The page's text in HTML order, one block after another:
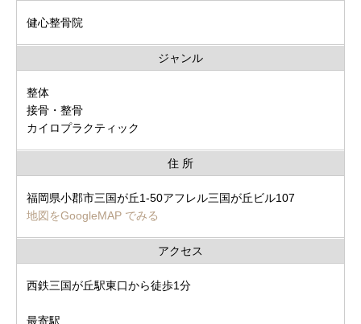
健心整骨院
ジャンル
整体
接骨・整骨
カイロプラクティック
住 所
福岡県小郡市三国が丘1-50アフレル三国が丘ビル107
地図をGoogleMAP でみる
アクセス
西鉄三国が丘駅東口から徒歩1分
最寄駅